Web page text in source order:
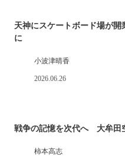
天神にスケートボード場が
に
小波津晴香
2026.06.26
戦争の記憶を次代へ 大牟田
柿本高志